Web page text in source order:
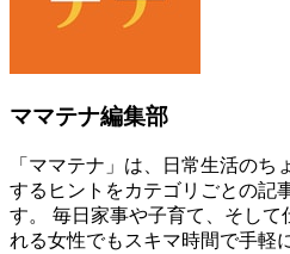
ママテナ編集部
「ママテナ」は、日常生活の
するヒントをカテゴリごとの記
す。 毎日家事や子育て、そして
れる女性でもスキマ時間で手軽